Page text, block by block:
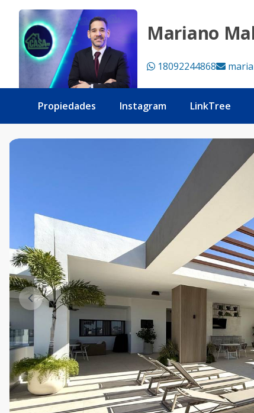
Mariano
18092244868
Propiedades Instagram LinkTree
Apartamento línea blanca 1 habitación, Evaristo Morales -